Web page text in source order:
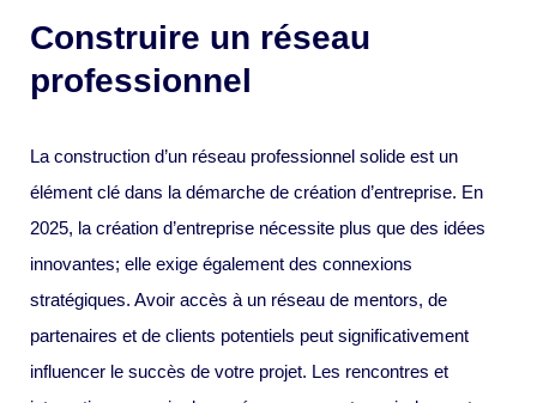
Construire un réseau
professionnel
La construction d’un réseau professionnel solide est un
élément clé dans la démarche de création d’entreprise. En
2025, la création d’entreprise nécessite plus que des idées
innovantes; elle exige également des connexions
stratégiques. Avoir accès à un réseau de mentors, de
partenaires et de clients potentiels peut significativement
influencer le succès de votre projet. Les rencontres et